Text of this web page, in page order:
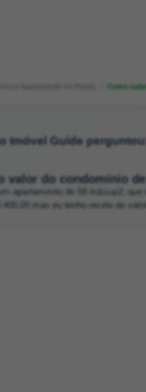
Como
Imóvel Guide
valor do condomínio
apartamento de 58 m&sup2;
400,00 mas eu tenho receio do